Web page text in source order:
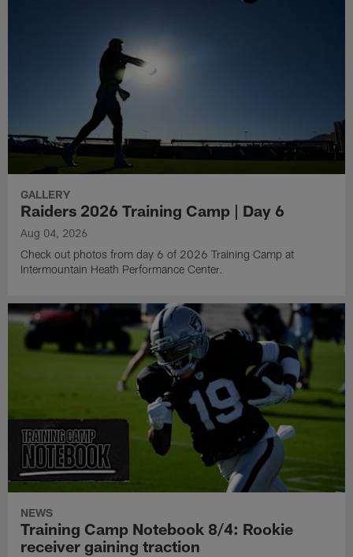
GALLERY
Raiders 2026 Training Camp | Day 6
Aug 04, 2026
Check out photos from day 6 of 2026 Training Camp at
Intermountain Heath Performance Center.
NEWS
Training Camp Notebook 8/4: Rookie
receiver gaining traction